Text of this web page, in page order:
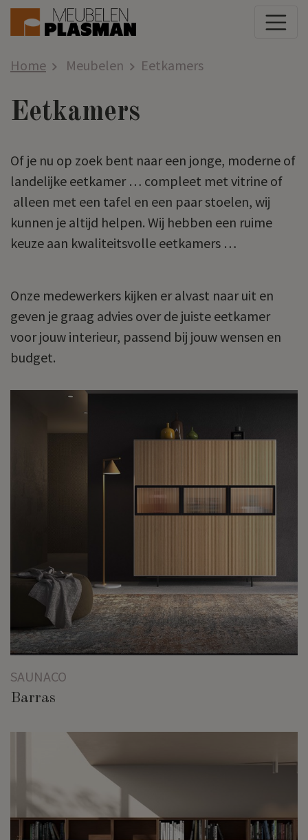
Home Meubelen Eetkamers
Eetkamers
Of je nu op zoek bent naar een jonge, moderne of
landelijke eetkamer … compleet met vitrine of
alleen met een tafel en een paar stoelen, wij
kunnen je altijd helpen. Wij hebben een ruime
keuze aan kwaliteitsvolle eetkamers …
Onze medewerkers kijken er alvast naar uit en
geven je graag advies over de juiste eetkamer
voor jouw interieur, passend bij jouw wensen en
budget.
SAUNACO
Barras